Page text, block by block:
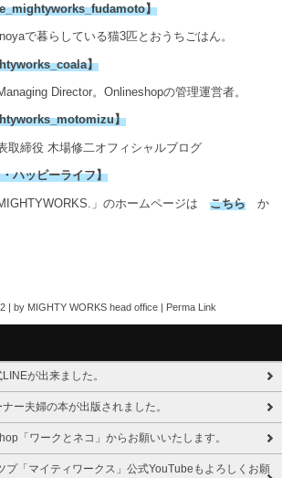
】
で暮らしている猫3匹とおうちごはん。
】
Director。Onlineshopの管理運営者。
】
取締役 木場修二オフィシャルブログ
ハッピーライフ】
」のホームページは こちら か
| by MIGHTY WORKS head office | Perma Link
が出来ました。
ー夫婦の本が出版されました。
「ワークとネコ」からお願いいたします。
プ「マイティワークス」公式YouTubeもよろしくお願